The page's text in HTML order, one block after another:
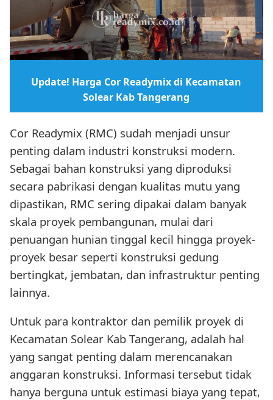
Update! Harga Cor Readymix di Kecamatan
Solear Kab Tangerang
Cor Readymix (RMC) sudah menjadi unsur
penting dalam industri konstruksi modern.
Sebagai bahan konstruksi yang diproduksi
secara pabrikasi dengan kualitas mutu yang
dipastikan, RMC sering dipakai dalam banyak
skala proyek pembangunan, mulai dari
penuangan hunian tinggal kecil hingga proyek-
proyek besar seperti konstruksi gedung
bertingkat, jembatan, dan infrastruktur penting
lainnya.
Untuk para kontraktor dan pemilik proyek di
Kecamatan Solear Kab Tangerang, adalah hal
yang sangat penting dalam merencanakan
anggaran konstruksi. Informasi tersebut tidak
hanya berguna untuk estimasi biaya yang tepat,